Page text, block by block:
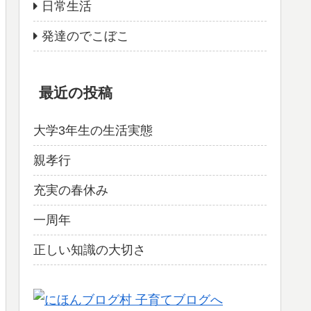
日常生活
発達のでこぼこ
最近の投稿
大学3年生の生活実態
親孝行
充実の春休み
一周年
正しい知識の大切さ